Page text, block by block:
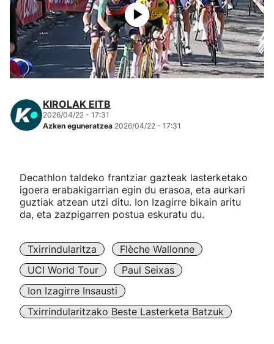
Herri-kirolak
Eskubaloia
Atletismoa
Kirol gehiago
"Helmuga"
KIROLAK EITB
2026/04/22 - 17:31
Azken eguneratzea 2026/04/22 - 17:31
Decathlon taldeko frantziar gazteak lasterketako
igoera erabakigarrian egin du erasoa, eta aurkari
guztiak atzean utzi ditu. Ion Izagirre bikain aritu
da, eta zazpigarren postua eskuratu du.
Txirrindularitza
Flèche Wallonne
UCI World Tour
Paul Seixas
Ion Izagirre Insausti
Txirrindularitzako Beste Lasterketa Batzuk